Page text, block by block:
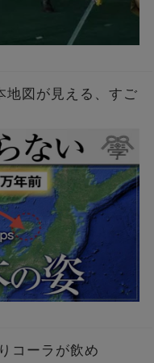
地図が見える、すご
コーラが飲め